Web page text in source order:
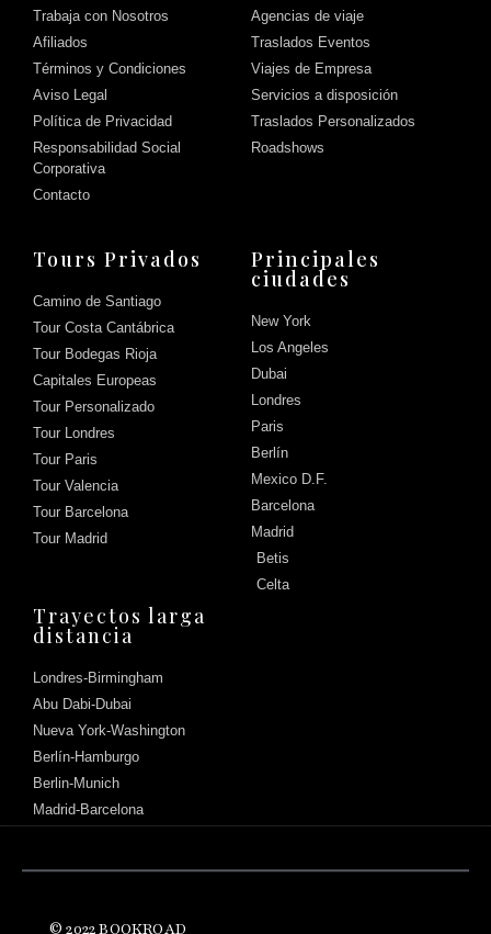
Trabaja con Nosotros
Afiliados
Términos y Condiciones
Aviso Legal
Política de Privacidad
Responsabilidad Social
Corporativa
Contacto
Agencias de viaje
Traslados Eventos
Viajes de Empresa
Servicios a disposición
Traslados Personalizados
Roadshows
Tours Privados
Camino de Santiago
Tour Costa Cantábrica
Tour Bodegas Rioja
Capitales Europeas
Tour Personalizado
Tour Londres
Tour Paris
Tour Valencia
Tour Barcelona
Tour Madrid
Principales
ciudades
New York
Los Angeles
Dubai
Londres
Paris
Berlín
Mexico D.F.
Barcelona
Madrid
Betis
Celta
Trayectos larga
distancia
Londres-Birmingham
Abu Dabi-Dubai
Nueva York-Washington
Berlín-Hamburgo
Berlin-Munich
Madrid-Barcelona
© 2022 BOOKROAD